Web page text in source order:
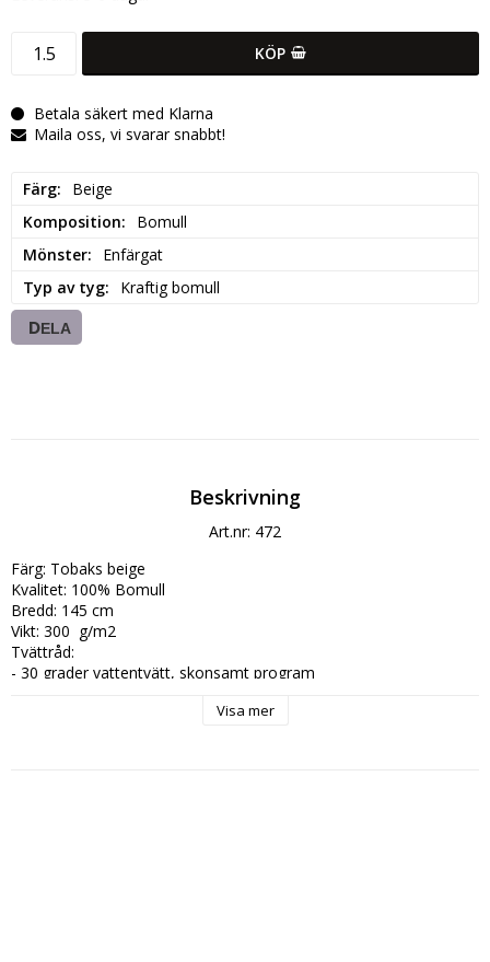
KÖP
Betala säkert med Klarna
Maila oss, vi svarar snabbt!
Färg
Beige
Komposition
Bomull
Mönster
Enfärgat
Typ av tyg
Kraftig bomull
DELA
Beskrivning
Art.nr: 472
Färg: Tobaks beige
Kvalitet: 100% Bomull
Bredd: 145 cm
Vikt: 300  g/m2
Tvättråd:
- 30 grader vattentvätt, skonsamt program
Visa mer